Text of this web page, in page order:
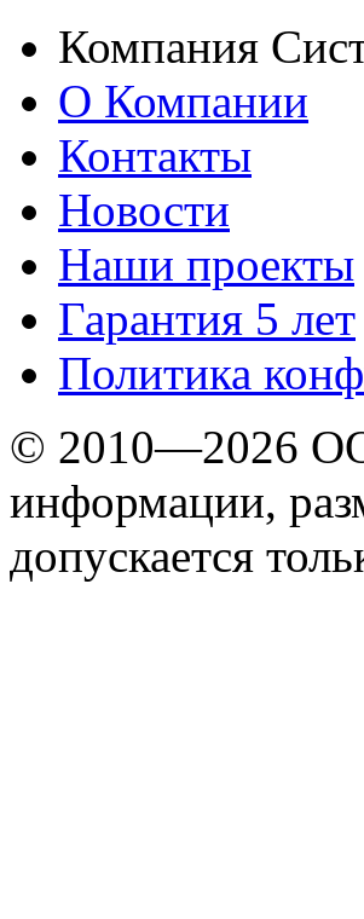
Компания
О Компании
Контакты
Новости
Наши проекты
Гарантия 5 лет
Политика
© 2010—2026
информации,
допускается